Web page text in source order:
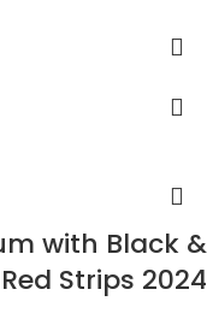
with Black &
Red Strips 2024